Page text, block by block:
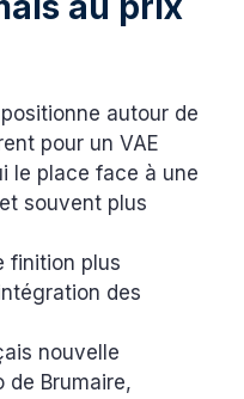
autour de
pour un VAE
le place face à une
souvent plus
finition plus
des
nouvelle
de Brumaire,